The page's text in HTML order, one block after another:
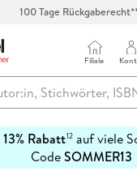
100 Tage
Filiale
13% Rabatt12auf viele
CodeSOMMER13